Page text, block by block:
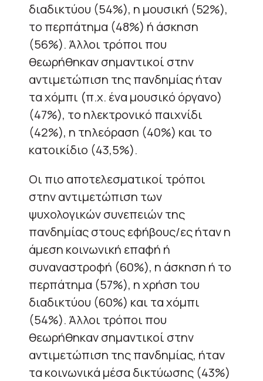
διαδικτύου (54%), η μουσική (52%),
το περπάτημα (48%) ή άσκηση
(56%). Άλλοι τρόποι που
θεωρήθηκαν σημαντικοί στην
αντιμετώπιση της πανδημίας ήταν
τα χόμπι (π.χ. ένα μουσικό όργανο)
(47%), το ηλεκτρονικό παιχνίδι
(42%), η τηλεόραση (40%) και το
κατοικίδιο (43,5%).
Οι πιο αποτελεσματικοί τρόποι
στην αντιμετώπιση των
ψυχολογικών συνεπειών της
πανδημίας στους εφήβους/ες ήταν η
άμεση κοινωνική επαφή ή
συναναστροφή (60%), η άσκηση ή το
περπάτημα (57%), η χρήση του
διαδικτύου (60%) και τα χόμπι
(54%). Άλλοι τρόποι που
θεωρήθηκαν σημαντικοί στην
αντιμετώπιση της πανδημίας, ήταν
τα κοινωνικά μέσα δικτύωσης (43%)